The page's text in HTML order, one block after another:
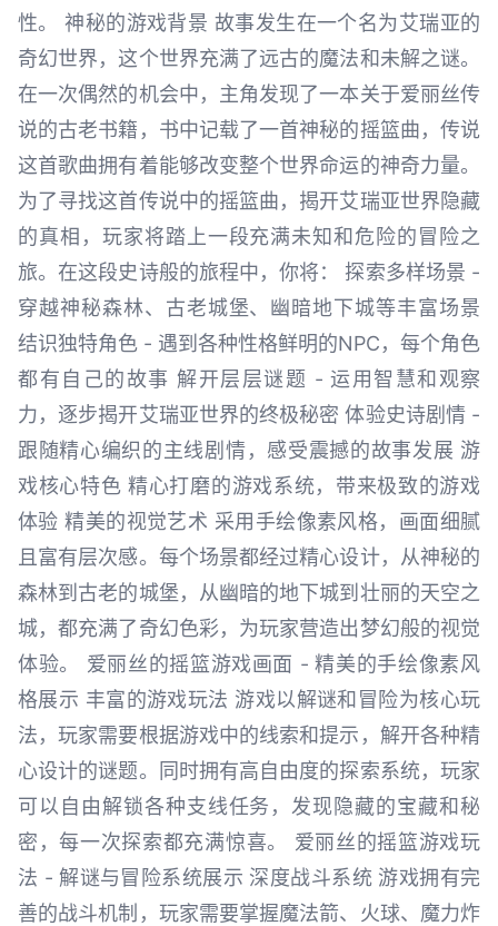
性。 神秘的游戏背景 故事发生在一个名为艾瑞亚的
奇幻世界，这个世界充满了远古的魔法和未解之谜。
在一次偶然的机会中，主角发现了一本关于爱丽丝传
说的古老书籍，书中记载了一首神秘的摇篮曲，传说
这首歌曲拥有着能够改变整个世界命运的神奇力量。
为了寻找这首传说中的摇篮曲，揭开艾瑞亚世界隐藏
的真相，玩家将踏上一段充满未知和危险的冒险之
旅。在这段史诗般的旅程中，你将： 探索多样场景 -
穿越神秘森林、古老城堡、幽暗地下城等丰富场景
结识独特角色 - 遇到各种性格鲜明的NPC，每个角色
都有自己的故事 解开层层谜题 - 运用智慧和观察
力，逐步揭开艾瑞亚世界的终极秘密 体验史诗剧情 -
跟随精心编织的主线剧情，感受震撼的故事发展 游
戏核心特色 精心打磨的游戏系统，带来极致的游戏
体验 精美的视觉艺术 采用手绘像素风格，画面细腻
且富有层次感。每个场景都经过精心设计，从神秘的
森林到古老的城堡，从幽暗的地下城到壮丽的天空之
城，都充满了奇幻色彩，为玩家营造出梦幻般的视觉
体验。 爱丽丝的摇篮游戏画面 - 精美的手绘像素风
格展示 丰富的游戏玩法 游戏以解谜和冒险为核心玩
法，玩家需要根据游戏中的线索和提示，解开各种精
心设计的谜题。同时拥有高自由度的探索系统，玩家
可以自由解锁各种支线任务，发现隐藏的宝藏和秘
密，每一次探索都充满惊喜。 爱丽丝的摇篮游戏玩
法 - 解谜与冒险系统展示 深度战斗系统 游戏拥有完
善的战斗机制，玩家需要掌握魔法箭、火球、魔力炸